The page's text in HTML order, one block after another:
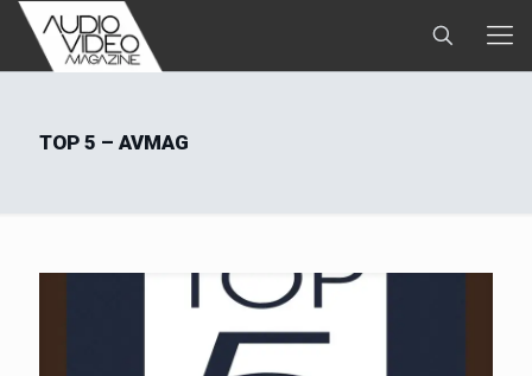
TOP 5 – AVMAG